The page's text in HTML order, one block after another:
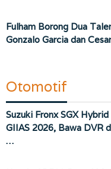
Fulham Borong Dua
Gonzalo Garcia dan
Otomotif
Suzuki Fronx SGX
GIIAS 2026, Bawa DVR
…